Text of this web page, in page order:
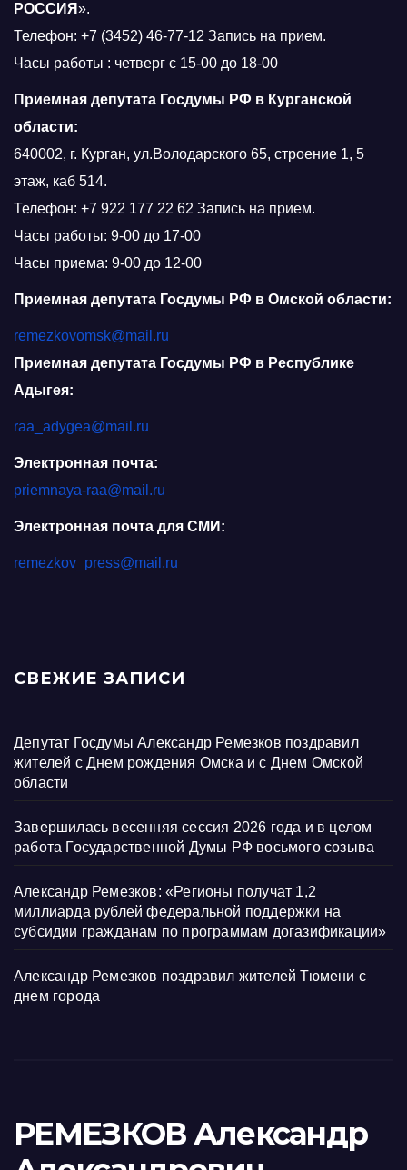
РОССИЯ».
Телефон: +7 (3452) 46-77-12 Запись на прием.
Часы работы : четверг с 15-00 до 18-00
Приемная депутата Госдумы РФ в Курганской
области:
640002, г. Курган, ул.Володарского 65, строение 1, 5
этаж, каб 514.
Телефон: +7 922 177 22 62 Запись на прием.
Часы работы: 9-00 до 17-00
Часы приема: 9-00 до 12-00
Приемная депутата Госдумы РФ в Омской области:
remezkovomsk@mail.ru
Приемная депутата Госдумы РФ в Республике
Адыгея:
raa_adygea@mail.ru
Электронная почта:
priemnaya-raa@mail.ru
Электронная почта для СМИ:
remezkov_press@mail.ru
СВЕЖИЕ ЗАПИСИ
Депутат Госдумы Александр Ремезков поздравил
жителей с Днем рождения Омска и с Днем Омской
области
Завершилась весенняя сессия 2026 года и в целом
работа Государственной Думы РФ восьмого созыва
Александр Ремезков: «Регионы получат 1,2
миллиарда рублей федеральной поддержки на
субсидии гражданам по программам догазификации»
Александр Ремезков поздравил жителей Тюмени с
днем города
РЕМЕЗКОВ Александр